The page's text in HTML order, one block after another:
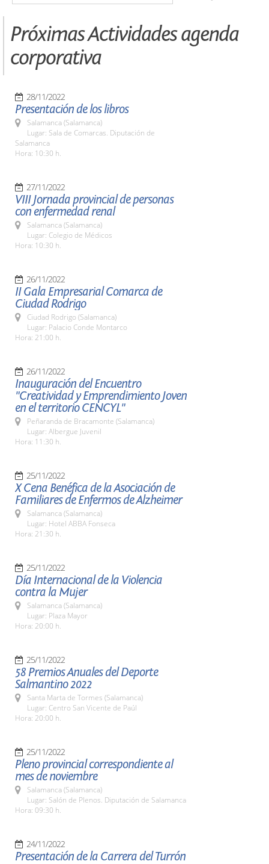
Próximas Actividades agenda
corporativa
28/11/2022
Presentación de los libros
Salamanca (Salamanca)
Lugar: Sala de Comarcas. Diputación de
Salamanca
Hora: 10:30 h.
27/11/2022
VIII Jornada provincial de personas
con enfermedad renal
Salamanca (Salamanca)
Lugar: Colegio de Médicos
Hora: 10:30 h.
26/11/2022
II Gala Empresarial Comarca de
Ciudad Rodrigo
Ciudad Rodrigo (Salamanca)
Lugar: Palacio Conde Montarco
Hora: 21:00 h.
26/11/2022
Inauguración del Encuentro
"Creatividad y Emprendimiento Joven
en el territorio CENCYL"
Peñaranda de Bracamonte (Salamanca)
Lugar: Albergue Juvenil
Hora: 11:30 h.
25/11/2022
X Cena Benéfica de la Asociación de
Familiares de Enfermos de Alzheimer
Salamanca (Salamanca)
Lugar: Hotel ABBA Fonseca
Hora: 21:30 h.
25/11/2022
Día Internacional de la Violencia
contra la Mujer
Salamanca (Salamanca)
Lugar: Plaza Mayor
Hora: 20:00 h.
25/11/2022
58 Premios Anuales del Deporte
Salmantino 2022
Santa Marta de Tormes (Salamanca)
Lugar: Centro San Vicente de Paúl
Hora: 20:00 h.
25/11/2022
Pleno provincial correspondiente al
mes de noviembre
Salamanca (Salamanca)
Lugar: Salón de Plenos. Diputación de Salamanca
Hora: 09:30 h.
24/11/2022
Presentación de la Carrera del Turrón